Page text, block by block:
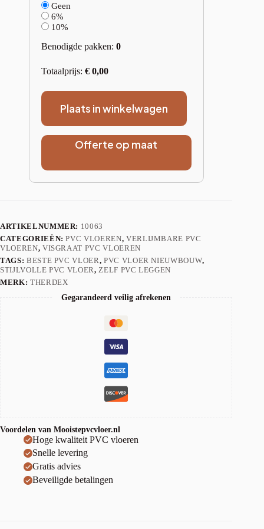
Geen
6%
10%
Benodigde pakken: 0
Totaalprijs: € 0,00
Plaats in winkelwagen
Offerte op maat
ARTIKELNUMMER: 10063
CATEGORIEËN:PVC VLOEREN, VERLIJMBARE PVC
VLOEREN, VISGRAAT PVC VLOEREN
TAGS: BESTE PVC VLOER, PVC VLOER NIEUWBOUW,
STIJLVOLLE PVC VLOER, ZELF PVC LEGGEN
MERK: THERDEX
Gegarandeerd veilig afrekenen
Voordelen van Mooistepvcvloer.nl
Hoge kwaliteit PVC vloeren
Snelle levering
Gratis advies
Beveiligde betalingen